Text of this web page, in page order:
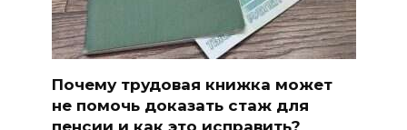
Почему трудовая книжка может
не помочь доказать стаж для
пенсии и как это исправить?